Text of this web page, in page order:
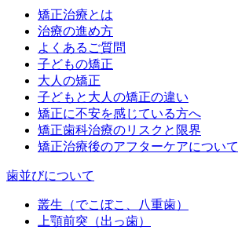
矯正治療とは
治療の進め方
よくあるご質問
子どもの矯正
大人の矯正
子どもと大人の矯正の違い
矯正に不安を感じている方へ
矯正歯科治療のリスクと限界
矯正治療後のアフターケアについて
歯並びについて
叢生（でこぼこ、八重歯）
上顎前突（出っ歯）